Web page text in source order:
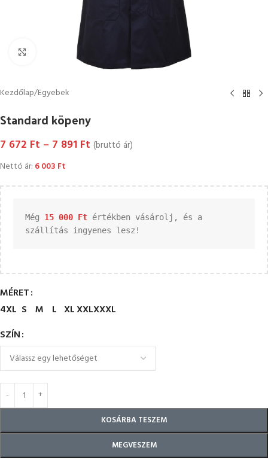
Kattintson a nagyításhoz
Kezdőlap/Egyebek
Standard köpeny
7 672 Ft – 7 891 Ft (bruttó ár)
Nettó ár: 6 003 Ft
Még 15 000 Ft értékben vásárolj, és a
szállítás ingyenes lesz!
MÉRET
4XL S M L XLXXLXXXL
SZÍN
KOSÁRBA TESZEM
MEGVESZEM